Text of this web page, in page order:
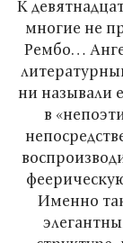
К
многие не
Рембо…
ни называли
в
Именно